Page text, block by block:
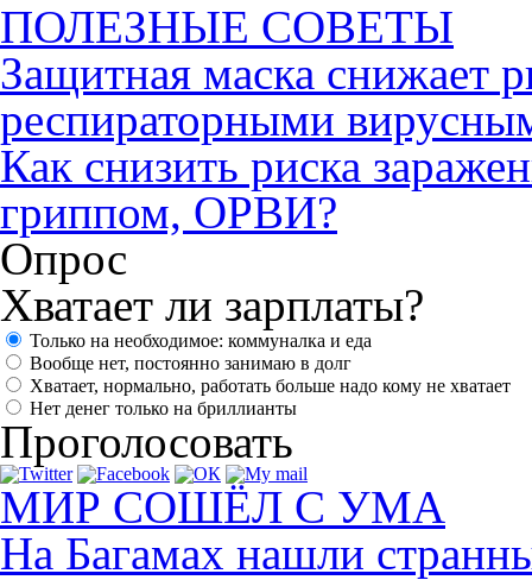
ПОЛЕЗНЫЕ СОВЕТЫ
Защитная маска снижает
респираторными
Как снизить риска
гриппом, ОРВИ?
Опрос
Хватает ли зарплаты?
Только на необходимое: коммуналка и еда
Вообще нет, постоянно занимаю в долг
Хватает, нормально, работать больше надо кому не хватает
Нет денег только на бриллианты
Проголосовать
МИР СОШЁЛ С УМА
На Багамах нашли